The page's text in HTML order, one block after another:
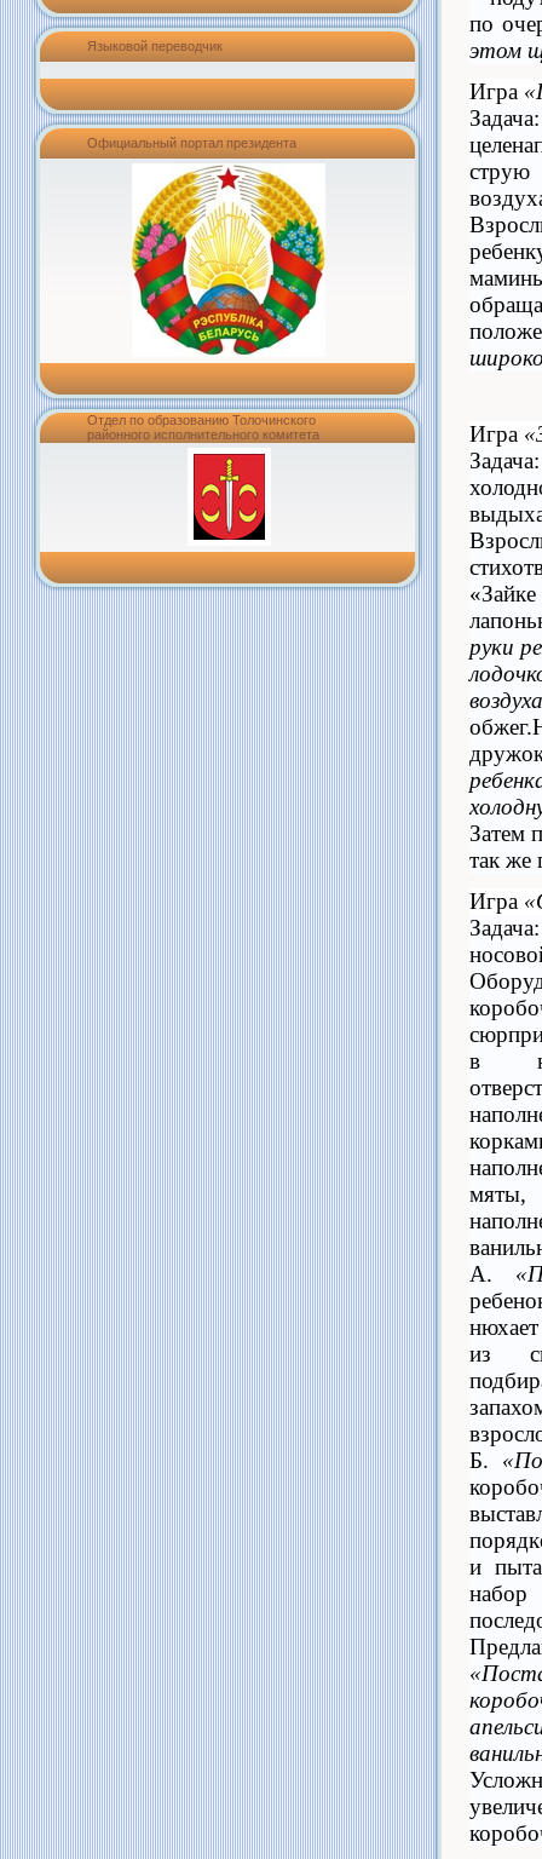
Языковой переводчик
Официальный портал президента
Отдел по образованию Толочинского
районного исполнительного комитета
по
этом
Игра
Игра
руки
Затем
так же
Игра
в
А.
из
Б.
и